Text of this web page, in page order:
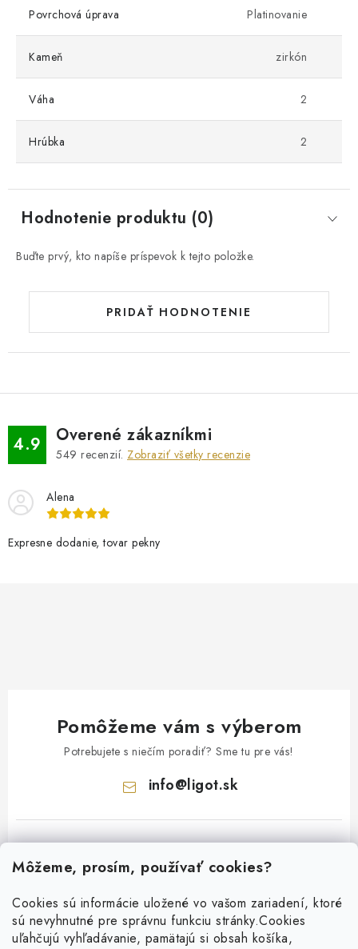
Môžeme, prosím, používať cookies?
Cookies sú informácie uložené vo vašom zariadení, ktoré
sú nevyhnutné pre správnu funkciu stránky.Cookies
uľahčujú vyhľadávanie, pamätajú si obsah košíka,
Povrchová úprava Platinovanie
Kameň zirkón
Váha 2
Hrúbka 2
Hodnotenie produktu (0)
Buďte prvý, kto napíše príspevok k tejto položke.
PRIDAŤ HODNOTENIE
4.9 Overené zákazníkmi
549 recenzií. Zobraziť všetky recenzie
Alena
Expresne dodanie, tovar pekny
Pomôžeme vám s výberom
Potrebujete s niečím poradiť? Sme tu pre vás!
info@ligot.sk